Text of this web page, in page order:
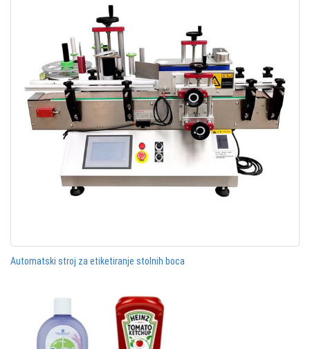
Automatski stroj za etiketiranje stolnih boca